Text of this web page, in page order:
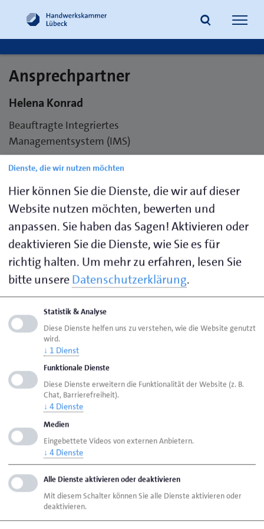
Suche
Ansprechpartner
Helena Konrad
Beauftragte Integriertes
Managementsystem (IMS)
Telefon 0451 1506-285
E-Mailhkonrad@hwk-luebeck.de
Visitenkarte speichern (.vcf)
Seite empfehlen
Seite drucken
aktualisiert am 07. Aug. 2026
HWK Lübeck
Ansprechpersonen
in alphabetischer Reihenfolge
Konrad, Helena
Handwerkskammer Lübeck
Breite Str. 10/12
23552 Lübeck
Telefon: 0451 15 06 - 0
Dienste, die wir nutzen möchten
Hier können Sie die Dienste, die wir auf dieser
Website nutzen möchten, bewerten und
anpassen. Sie haben das Sagen! Aktivieren oder
deaktivieren Sie die Dienste, wie Sie es für
richtig halten. Um mehr zu erfahren, lesen Sie
bitte unsereDatenschutzerklärung.
Statistik & Analyse
Diese Dienste helfen uns zu verstehen, wie die Website genutzt
wird.
↓ 1 Dienst
Funktionale Dienste
Diese Dienste erweitern die Funktionalität der Website (z. B.
Chat, Barrierefreiheit).
↓ 4 Dienste
Medien
Eingebettete Videos von externen Anbietern.
↓ 4 Dienste
Alle Dienste aktivieren oder deaktivieren
Mit diesem Schalter können Sie alle Dienste aktivieren oder
deaktivieren.